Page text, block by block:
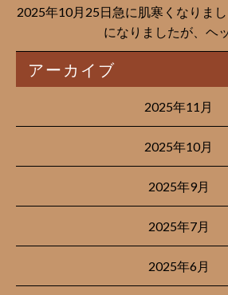
2025年10月25日急に肌寒くなりま
になりましたが、ヘ
アーカイブ
2025年11月
2025年10月
2025年9月
2025年7月
2025年6月